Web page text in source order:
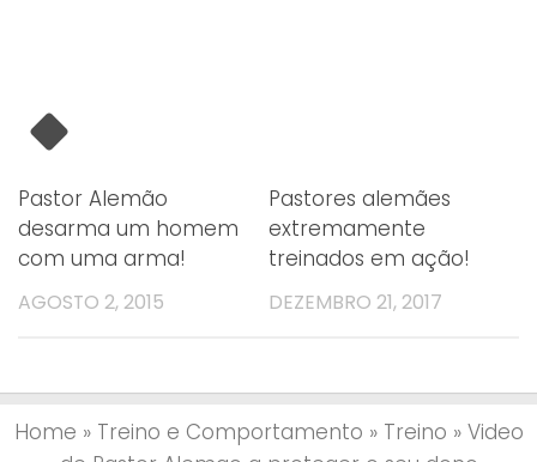
Pastor Alemão
desarma um homem
com uma arma!
AGOSTO 2, 2015
Pastores alemães
extremamente
treinados em ação!
DEZEMBRO 21, 2017
Home » Treino e Comportamento » Treino » Video